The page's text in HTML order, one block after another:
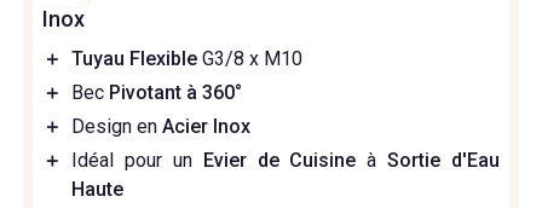
Inox
＋ Tuyau Flexible G3/8 x M10
＋
Bec Pivotant à 360°
＋
Design en Acier Inox
＋
Idéal pour un Evier de Cuisine àSortie d'Eau
Haute